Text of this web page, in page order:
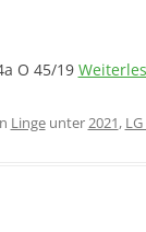
O 45/19
Lingeunter2021,